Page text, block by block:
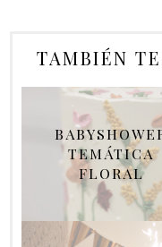
TAMBIÉN
TEMÁTICA
FLORAL